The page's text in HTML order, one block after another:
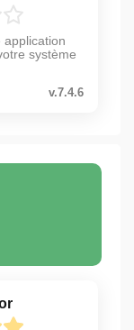
application
système
v.7.4.6